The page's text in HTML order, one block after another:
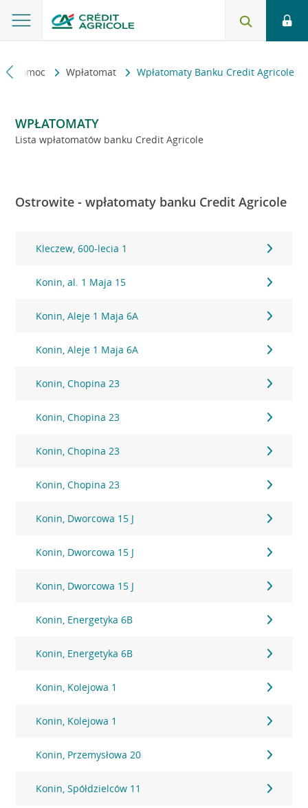
i pomoc Wpłatomat Wpłatomaty Banku Credit Agricole
WPŁATOMATY
Lista wpłatomatów banku Credit Agricole
Ostrowite - wpłatomaty banku Credit Agricole
Kleczew, 600-lecia 1
Konin, al. 1 Maja 15
Konin, Aleje 1 Maja 6A
Konin, Aleje 1 Maja 6A
Konin, Chopina 23
Konin, Chopina 23
Konin, Chopina 23
Konin, Chopina 23
Konin, Dworcowa 15 J
Konin, Dworcowa 15 J
Konin, Dworcowa 15 J
Konin, Energetyka 6B
Konin, Energetyka 6B
Konin, Kolejowa 1
Konin, Kolejowa 1
Konin, Przemysłowa 20
Konin, Spółdzielców 11